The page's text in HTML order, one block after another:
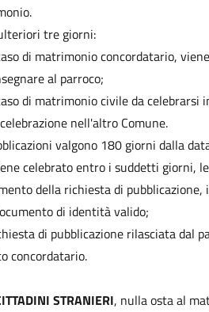
tre giorni:
di matrimonio concordatario,
al parroco;
di matrimonio civile da celebrarsi
nell'altro Comune.
valgono 180 giorni dalla
celebrato entro i suddetti giorni,
della richiesta di
di identità valido;
di pubblicazione rilasciata dal
concordatario.
STRANIERI, nulla osta al